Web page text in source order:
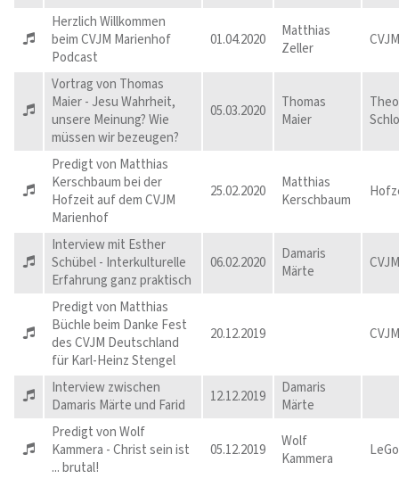
Herzlich Willkommen
beim CVJM Marienhof
Podcast
01.04.2020
Matthias
Zeller
Vortrag von Thomas
Maier - Jesu Wahrheit,
unsere Meinung? Wie
müssen wir bezeugen?
05.03.2020
Thomas
Maier
Predigt von Matthias
Kerschbaum bei der
Hofzeit auf dem CVJM
Marienhof
25.02.2020
Matthias
Kerschbaum
Interview mit Esther
Schübel - Interkulturelle
Erfahrung ganz praktisch
06.02.2020
Damaris
Märte
Predigt von Matthias
Büchle beim Danke Fest
des CVJM Deutschland
für Karl-Heinz Stengel
20.12.2019
Interview zwischen
Damaris Märte und Farid
12.12.2019
Damaris
Märte
Predigt von Wolf
Kammera - Christ sein ist
... brutal!
05.12.2019
Wolf
Kammera
LeGo